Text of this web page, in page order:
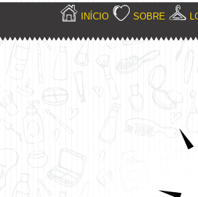
INÍCIO SOBRE